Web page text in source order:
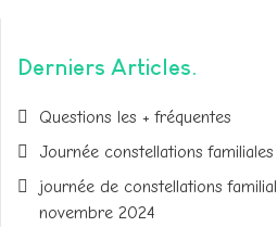
Derniers Articles
Questions les + fréquentes
Journée constellations
journée de constellations
novembre 2024